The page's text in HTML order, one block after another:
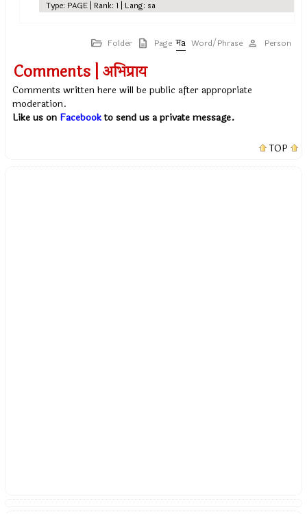
Type: PAGE | Rank: 1 | Lang: sa
Folder Page Word/Phrase Person
Comments | अभिप्राय
Comments written here will be public after appropriate
moderation.
Like us on Facebookto send us a private message.
TOP